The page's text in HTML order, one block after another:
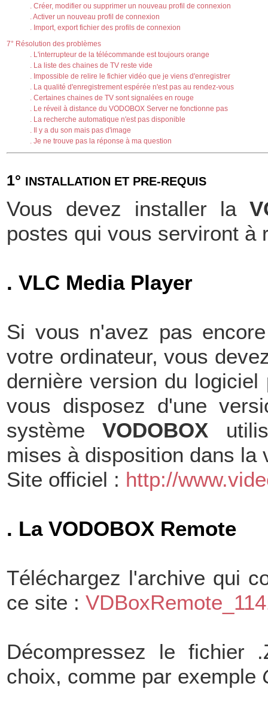
. Créer, modifier ou supprimer un nouveau profil de connexion
. Activer un nouveau profil de connexion
. Import, export fichier des profils de connexion
7° Résolution des problèmes
. L'interrupteur de la télécommande est toujours orange
. La liste des chaines de TV reste vide
. Impossible de relire le fichier vidéo que je viens d'enregistrer
. La qualité d'enregistrement espérée n'est pas au rendez-vous
. Certaines chaines de TV sont signalées en rouge
. Le réveil à distance du VODOBOX Server ne fonctionne pas
. La recherche automatique n'est pas disponible
. Il y a du son mais pas d'image
. Je ne trouve pas la réponse à ma question
1° INSTALLATION ET PRE-REQUIS
Vous devez installer la
postes qui vous serviront à
. VLC Media Player
Si vous n'avez pas
votre ordinateur, vous
dernière version du
vous disposez d'une
systèmeVODOBOX
mises à disposition dans la
Site officiel : http://
. La VODOBOX Remote
Téléchargez l'archive qui
ce site :
Décompressez le fichier
choix, comme par exemple